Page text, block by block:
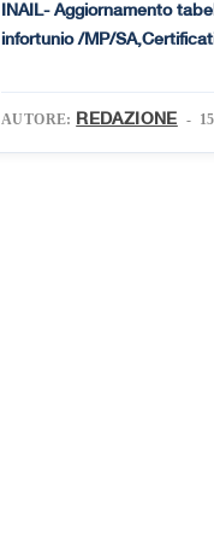
INAIL- Aggiornamento
infortunio /MP/
AUTORE: REDAZIONE -